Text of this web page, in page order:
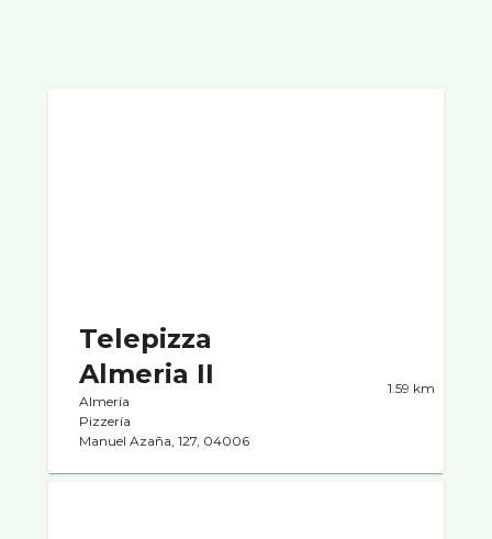
Telepizza
Almeria II
Almería
Pizzerí­a
Manuel Azaña, 127, 04006
1.59 km